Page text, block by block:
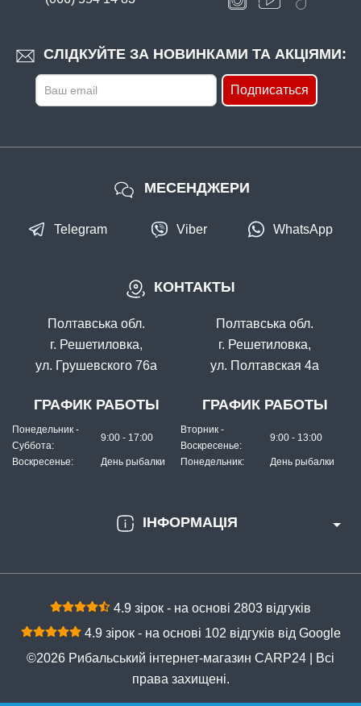
СЛІДКУЙТЕ ЗА НОВИНКАМИ ТА АКЦІЯМИ:
Подписаться
ІНФОРМАЦІЯ
КОНТАКТЫ
Полтавська обл.
г. Решетиловка,
ул. Грушевского 76а
ГРАФИК РАБОТЫ
Понедельник -
Суббота:
9:00 - 17:00
Воскресенье: День рыбалки
Полтавська обл.
г. Решетиловка,
ул. Полтавская 4а
ГРАФИК РАБОТЫ
Вторник -
Воскресенье:
9:00 - 13:00
Понедельник: День рыбалки
МЕСЕНДЖЕРИ
Telegram Viber WhatsApp
4.9 зірок - на основі 2803 відгуків
4.9 зірок - на основі 102 відгуків від Google
©2026 Рибальський інтернет-магазин CARP24 | Всі
права захищені.